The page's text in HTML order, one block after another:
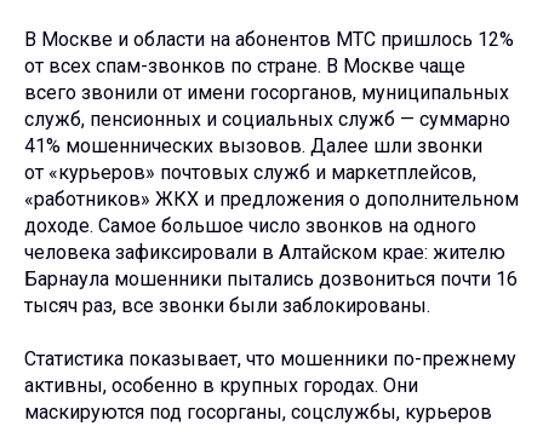
В Москве и области на абонентов МТС пришлось 12%
от всех спам-звонков по стране. В Москве чаще
всего звонили от имени госорганов, муниципальных
служб, пенсионных и социальных служб — суммарно
41% мошеннических вызовов. Далее шли звонки
от «курьеров» почтовых служб и маркетплейсов,
«работников» ЖКХ и предложения о дополнительном
доходе. Самое большое число звонков на одного
человека зафиксировали в Алтайском крае: жителю
Барнаула мошенники пытались дозвониться почти 16
тысяч раз, все звонки были заблокированы.
Статистика показывает, что мошенники по-прежнему
активны, особенно в крупных городах. Они
маскируются под госорганы, соцслужбы, курьеров